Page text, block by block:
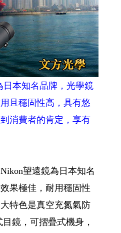
日本知名品牌，光學鏡
且穩固性高，具有悠
消費者的肯定，享有
望遠鏡為日本知名
果極佳，耐用穩固性
特色是真空充氮氣防
鏡，可摺疊式機身，